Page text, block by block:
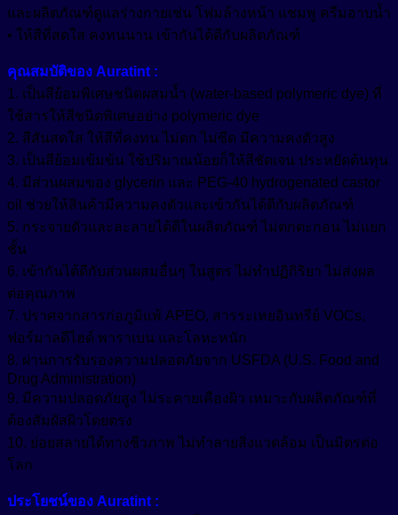
ซัก
ผ้า
ทำความ
สะอาด
บ้าน
และ
อุตสาหกรรม
ชิ้น
และผลิตภัณฑ์ดูแลร่างกายเช่น โฟมล้างหน้า แชมพู ครีมอาบน้ำ
• ให้สีที่สดใส คงทนนาน เข้ากันได้ดีกับผลิตภัณฑ์
คุณสมบัติของ Auratint :
1. เป็นสีย้อมพิเศษชนิดผสมน้ำ (water-based polymeric dye) ที่
ใช้สารให้สีชนิดพิเศษอย่าง polymeric dye
2. สีสันสดใส ให้สีที่คงทน ไม่ตก ไม่ซีด มีความคงตัวสูง
3. เป็นสีย้อมเข้มข้น ใช้ปริมาณน้อยก็ให้สีชัดเจน ประหยัดต้นทุน
4. มีส่วนผสมของ glycerin และ PEG-40 hydrogenated castor
oil ช่วยให้สินค้ามีความคงตัวและเข้ากันได้ดีกับผลิตภัณฑ์
5. กระจายตัวและละลายได้ดีในผลิตภัณฑ์ ไม่ตกตะกอน ไม่แยก
ชั้น
6. เข้ากันได้ดีกับส่วนผสมอื่นๆ ในสูตร ไม่ทำปฏิกิริยา ไม่ส่งผล
ต่อคุณภาพ
7. ปราศจากสารก่อภูมิแพ้ APEO, สารระเหยอินทรีย์ VOCs,
ฟอร์มาลดีไฮด์ พาราเบน และโลหะหนัก
8. ผ่านการรับรองความปลอดภัยจาก USFDA (U.S. Food and
Drug Administration)
9. มีความปลอดภัยสูง ไม่ระคายเคืองผิว เหมาะกับผลิตภัณฑ์ที่
ต้องสัมผัสผิวโดยตรง
10. ย่อยสลายได้ทางชีวภาพ ไม่ทำลายสิ่งแวดล้อม เป็นมิตรต่อ
โลก
ประโยชน์ของ Auratint :